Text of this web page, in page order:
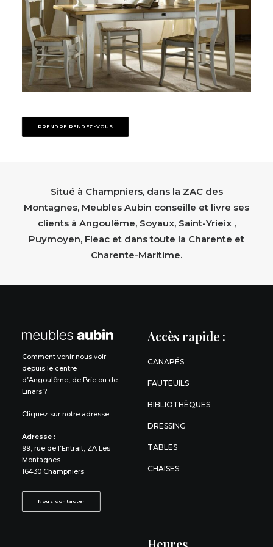
PRENDRE RENDEZ-VOUS
Situé à Champniers, dans la ZAC des
Montagnes, Meubles Aubin conseille et livre ses
clients à Angoulême, Soyaux, Saint-Yrieix ,
Puymoyen, Fleac et dans toute la Charente et
Charente-Maritime.
Comment venir nous voir
depuis le centre
d’Angoulême, de Brie ou de
Linars ?
Cliquez sur notre adresse
Adresse :
99, rue de l’Entrait, ZA Les
Montagnes
16430 Champniers
Nous contacter
Accès rapide :
CANAPÉS
FAUTEUILS
BIBLIOTHÈQUES
DRESSING
TABLES
CHAISES
Heures